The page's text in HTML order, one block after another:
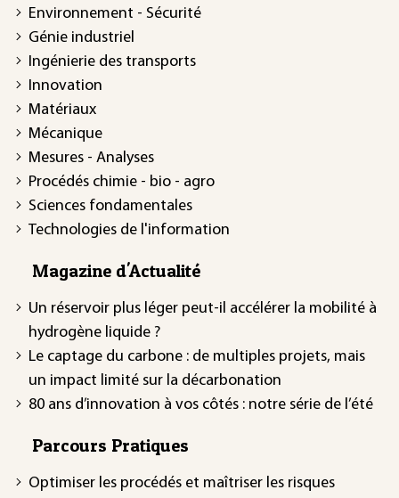
Environnement - Sécurité
Génie industriel
Ingénierie des transports
Innovation
Matériaux
Mécanique
Mesures - Analyses
Procédés chimie - bio - agro
Sciences fondamentales
Technologies de l'information
Magazine d'Actualité
Un réservoir plus léger peut-il accélérer la mobilité à
hydrogène liquide ?
Le captage du carbone : de multiples projets, mais
un impact limité sur la décarbonation
80 ans d’innovation à vos côtés : notre série de l’été
Parcours Pratiques
Optimiser les procédés et maîtriser les risques